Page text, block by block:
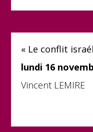
« Le conflit
lundi 16
Vincent LEMIRE